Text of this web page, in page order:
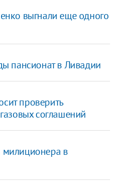
выгнали еще одного
пансионат в Ливадии
проверить
соглашений
в